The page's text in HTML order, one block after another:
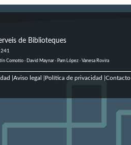
de Biblioteques
Comotto · David Maynar · Pam López · Vanesa Rovira
Aviso legal Política de privacidad Contacto|